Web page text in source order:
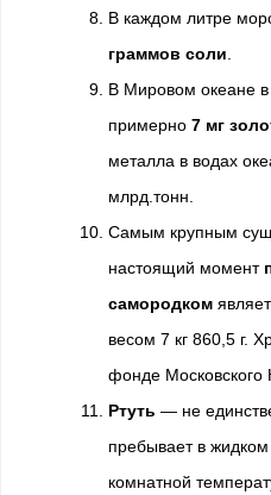
В каждом литре
граммов соли
В Мировом океане
примерно 7 мг
металла в водах
млрд.тонн.
Самым крупным
настоящий момент
самородком
весом 7 кг 860,5 г.
фонде Московского
Ртуть — не
пребывает в
комнатной